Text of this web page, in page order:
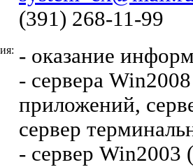
(391) 268-11-99
- оказание
- сервера
приложений,
сервер
- сервер Win2003